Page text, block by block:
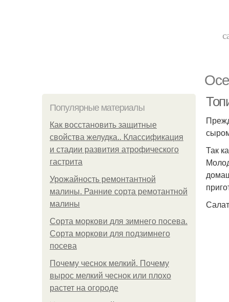
Популярные материалы
Как восстановить защитные
свойства желудка.. Классификация
и стадии развития атрофического
гастрита
Урожайность ремонтантной
малины. Ранние сорта ремотантной
малины
Сорта моркови для зимнего посева.
Сорта моркови для подзимнего
посева
Почему чеснок мелкий. Почему
вырос мелкий чеснок или плохо
растет на огороде
Так